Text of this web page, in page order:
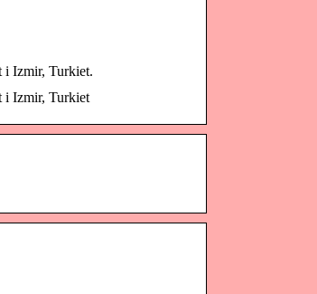
i Izmir, Turkiet.
i Izmir, Turkiet